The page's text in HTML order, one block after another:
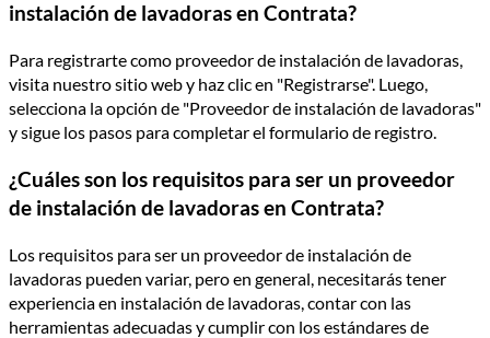
instalación de lavadoras en Contrata?
Para registrarte como proveedor de instalación de lavadoras,
visita nuestro sitio web y haz clic en "Registrarse". Luego,
selecciona la opción de "Proveedor de instalación de lavadoras"
y sigue los pasos para completar el formulario de registro.
¿Cuáles son los requisitos para ser un proveedor
de instalación de lavadoras en Contrata?
Los requisitos para ser un proveedor de instalación de
lavadoras pueden variar, pero en general, necesitarás tener
experiencia en instalación de lavadoras, contar con las
herramientas adecuadas y cumplir con los estándares de